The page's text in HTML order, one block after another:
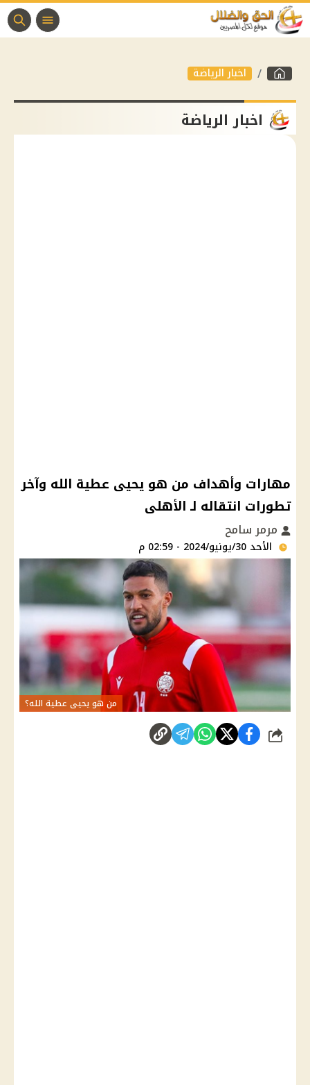
اخبار الرياضة
اخبار الرياضة
مهارات وأهداف من هو يحيى عطية الله وآخر
تطورات انتقاله لـ الأهلى
مرمر سامح
الأحد 30/يونيو/2024 - 02:59 م
من هو يحيى عطية الله؟
شارك